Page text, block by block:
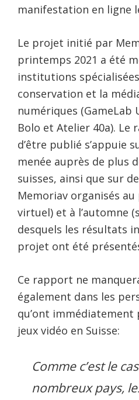
manifestation en ligne
Le projet initié par
printemps 2021 a été
institutions
conservation et la
numériques (GameLab
Bolo et Atelier 40a).
d’être publié s’appuie
menée auprès de plus
suisses, ainsi que sur
Memoriav organisés
virtuel) et à l’automne
desquels les résultats
projet ont été
Ce rapport ne
également dans les
qu’ont immédiatement
jeux vidéo en Suisse:
Comme c’est le
nombreux pays,